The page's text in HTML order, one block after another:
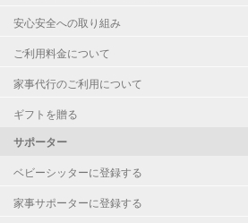
安心安全への取り組み
ご利用料金について
家事代行のご利用について
ギフトを贈る
サポーター
ベビーシッターに登録する
家事サポーターに登録する